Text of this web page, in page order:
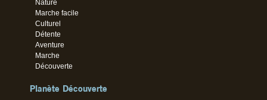
Nature
Marche facile
Culturel
Détente
Aventure
Marche
Découverte
Planète Découverte